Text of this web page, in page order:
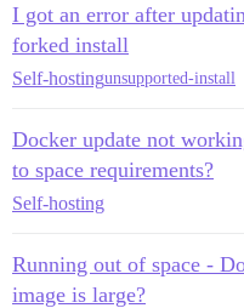
I got an error after
forked install
Self-hostingunsupported-install
Docker update not
to space requirements?
Self-hosting
Running out of space -
image is large?